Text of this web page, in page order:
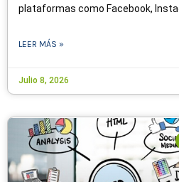
plataformas como Facebook,
LEER MÁS »
Julio 8, 2026